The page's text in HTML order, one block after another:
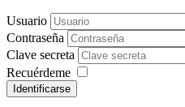
Usuario
Contraseña
Clave secreta
Recuérdeme
Identificarse